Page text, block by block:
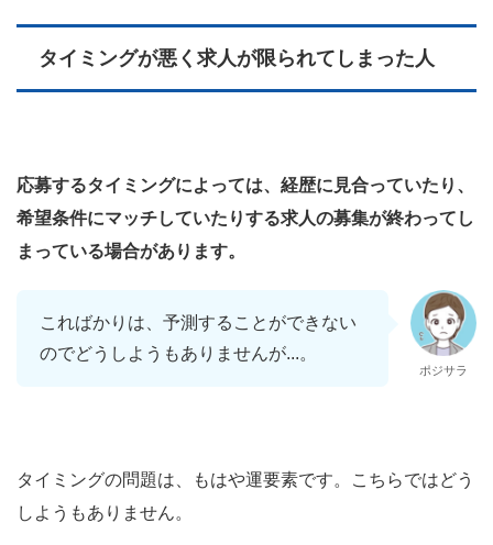
タイミングが悪く求人が限られてしまった人
応募するタイミングによっては、経歴に見合っていたり、
希望条件にマッチしていたりする求人の募集が終わってし
まっている場合があります。
こればかりは、予測することができない
のでどうしようもありませんが...。
ポジサラ
タイミングの問題は、もはや運要素です。こちらではどう
しようもありません。